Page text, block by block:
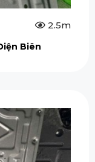
2.5m
Biên